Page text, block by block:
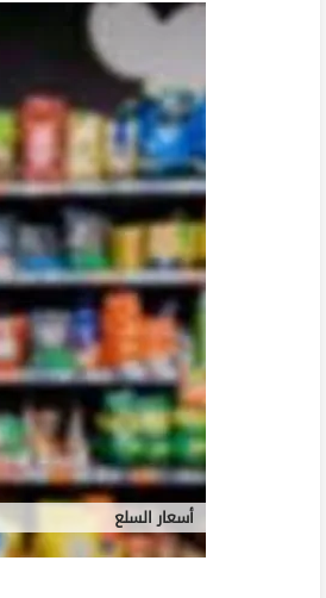
أسعار السلع